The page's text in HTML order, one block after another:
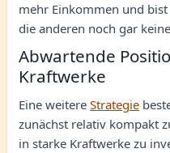
mehr Einkommen und
die anderen noch gar
Abwartende
Kraftwerke
Eine weitere Strategie
zunächst relativ kompakt
in starke Kraftwerke zu